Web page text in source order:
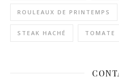
ROULEAUX DE PRINTEMPS
STEAK HACHÉ TOMATE